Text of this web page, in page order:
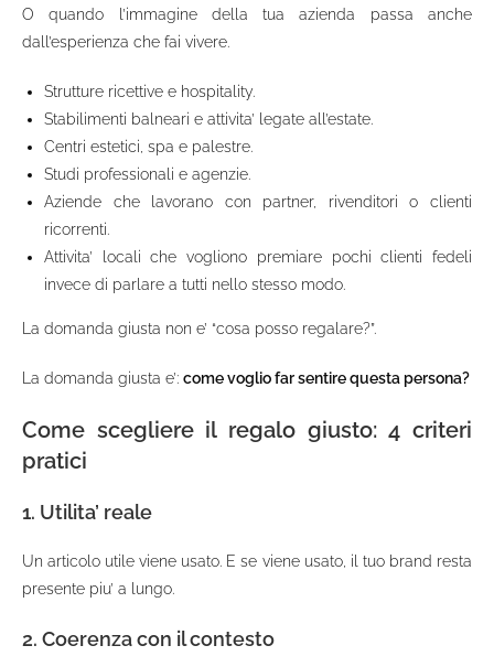
O quando l’immagine della tua azienda passa anche
dall’esperienza che fai vivere.
Strutture ricettive e hospitality.
Stabilimenti balneari e attivita’ legate all’estate.
Centri estetici, spa e palestre.
Studi professionali e agenzie.
Aziende che lavorano con partner, rivenditori o clienti
ricorrenti.
Attivita’ locali che vogliono premiare pochi clienti fedeli
invece di parlare a tutti nello stesso modo.
La domanda giusta non e’ “cosa posso regalare?”.
La domanda giusta e’: come voglio far sentire questa persona?
Come scegliere il regalo giusto: 4 criteri
pratici
1. Utilita’ reale
Un articolo utile viene usato. E se viene usato, il tuo brand resta
presente piu’ a lungo.
2. Coerenza con il contesto